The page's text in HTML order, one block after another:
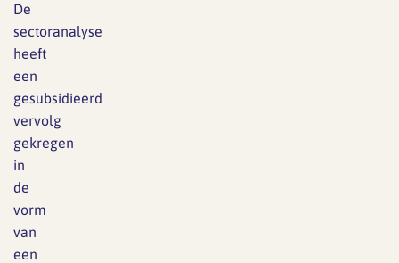
De
sectoranalyse
heeft
een
gesubsidieerd
vervolg
gekregen
in
de
vorm
van
een